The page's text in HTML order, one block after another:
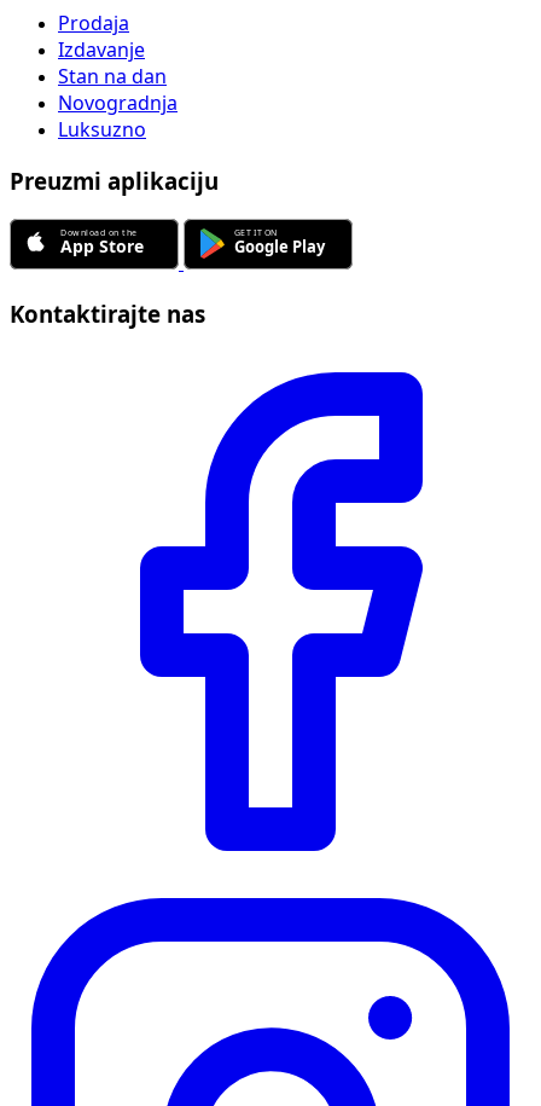
Prodaja
Izdavanje
Stan na dan
Novogradnja
Luksuzno
Preuzmi aplikaciju
Kontaktirajte nas